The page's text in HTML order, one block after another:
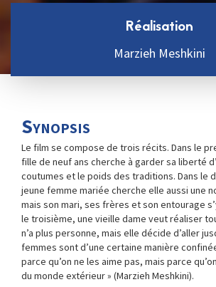
Réalisation
Marzieh Meshkini
Synopsis
Le film se compose de trois récits. Dans le
fille de neuf ans cherche à garder sa liberté
coutumes et le poids des traditions. Dans le
jeune femme mariée cherche elle aussi une
mais son mari, ses frères et son entourage
le troisième, une vieille dame veut réaliser
n’a plus personne, mais elle décide d’aller
femmes sont d’une certaine manière
parce qu’on ne les aime pas, mais parce
du monde extérieur » (Marzieh Meshkini).